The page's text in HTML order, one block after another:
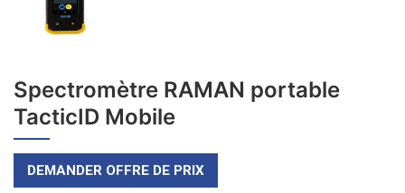
Spectromètre RAMAN portable
TacticID Mobile
DEMANDER OFFRE DE PRIX